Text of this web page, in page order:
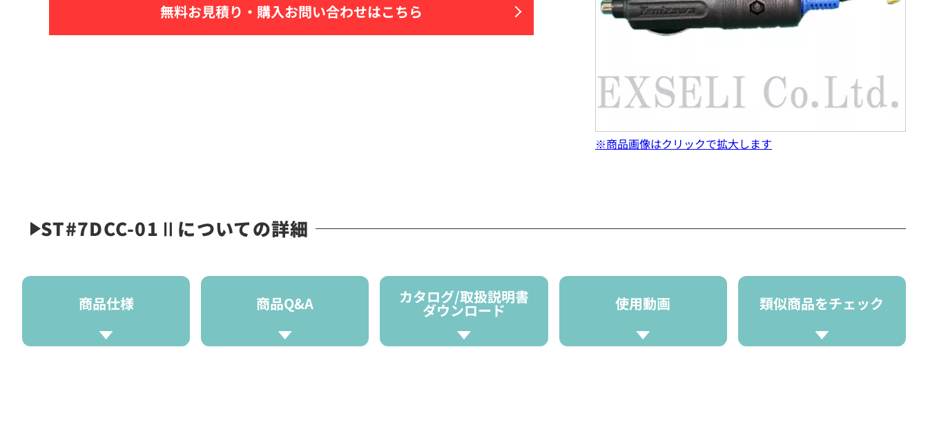
無料お見積り・ 購入お問い合わせはこちら
※商品画像はクリックで拡大します
ST#7DCC-01Ⅱについての詳細
商品仕様 商品Q&A カタログ/取扱説明書
ダウンロード 使用動画 類似商品をチェック